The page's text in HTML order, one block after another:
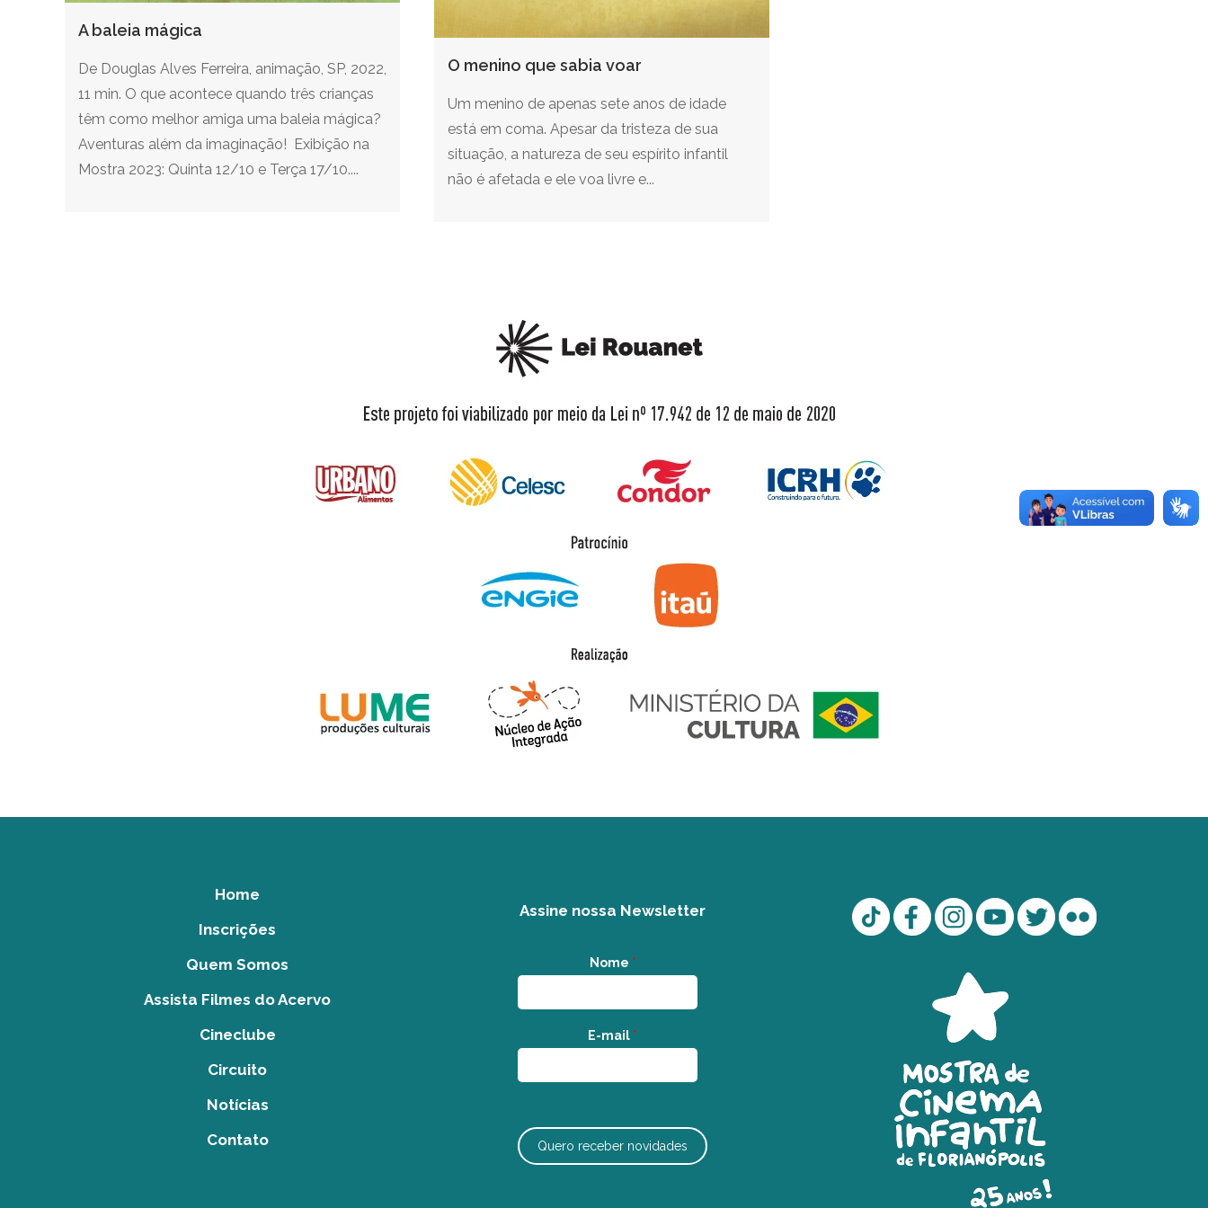
A baleia mágica
De Douglas Alves Ferreira, animação, SP, 2022,
11 min. O que acontece quando três crianças
têm como melhor amiga uma baleia mágica?
Aventuras além da imaginação! Exibição na
Mostra 2023: Quinta 12/10 e Terça 17/10....
O menino que sabia voar
Um menino de apenas sete anos de idade
está em coma. Apesar da tristeza de sua
situação, a natureza de seu espírito infantil
não é afetada e ele voa livre e...
Home
Inscrições
Quem Somos
Assista Filmes do Acervo
Cineclube
Circuito
Notícias
Contato
Assine nossa Newsletter
Nome *
E-mail *
Quero receber novidades